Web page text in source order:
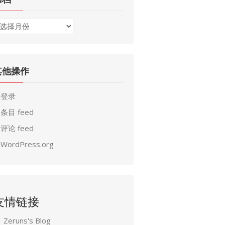
他操作
登录
条目 feed
评论 feed
WordPress.org
情链接
Zeruns's Blog